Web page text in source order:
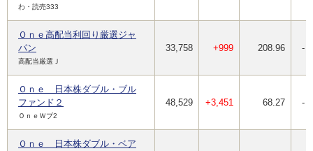
わ・読売333
Ｏｎｅ高配当利回り厳選ジャ
パン
高配当厳選Ｊ
33,758 +999 208.96 -
Ｏｎｅ 日本株ダブル・ブル
ファンド２
ＯｎｅＷブ2
48,529 +3,451 68.27 -
Ｏｎｅ 日本株ダブル・ベア